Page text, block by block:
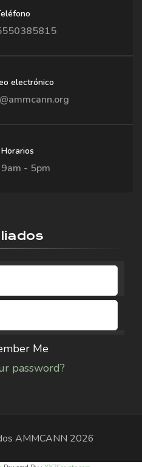
electrónico
Horarios
9am - 5pm
Me
password?
AMMCANN 2026